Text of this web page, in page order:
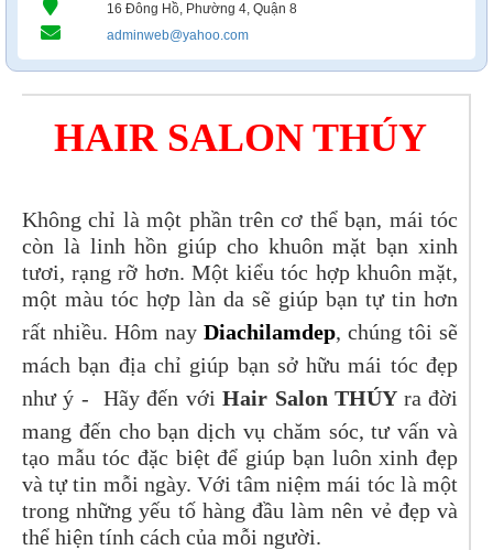
16 Đông Hồ, Phường 4, Quận 8
adminweb@yahoo.com
HAIR SALON THÚY
Không chỉ là một phần trên cơ thể bạn, mái tóc
còn là linh hồn giúp cho khuôn mặt bạn xinh
tươi, rạng rỡ hơn. Một kiểu tóc hợp khuôn mặt,
một màu tóc hợp làn da sẽ giúp bạn tự tin hơn
rất nhiều. Hôm nay Diachilamdep, chúng tôi sẽ
mách bạn địa chỉ giúp bạn sở hữu mái tóc đẹp
như ý - Hãy đến vớiHair Salon THÚY ra đời
mang đến cho bạn dịch vụ chăm sóc, tư vấn và
tạo mẫu tóc đặc biệt để giúp bạn luôn xinh đẹp
và tự tin mỗi ngày. Với tâm niệm mái tóc là một
trong những yếu tố hàng đầu làm nên vẻ đẹp và
thể hiện tính cách của mỗi người.